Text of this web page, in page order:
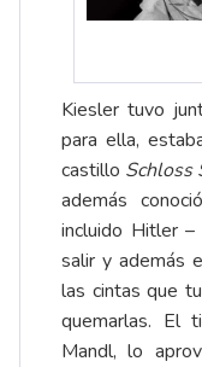
Kiesler tuvo
para ella,
castillo Schloss
además
incluido Hitler
salir y además
las cintas que
quemarlas. El
Mandl, lo